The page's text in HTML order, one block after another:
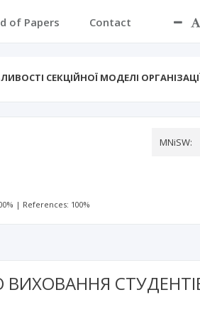
of Papers Contact
СЕКЦІЙНОЇ МОДЕЛІ
MNiSW:
| References: 100%
ВИХОВАННЯ